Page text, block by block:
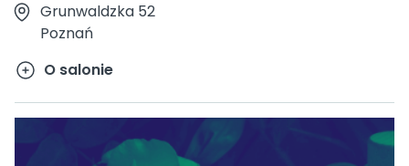
Grunwaldzka 52
Poznań
O salonie